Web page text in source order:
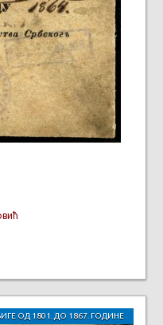
ОД 1801. ДО 1867. ГОДИНЕ